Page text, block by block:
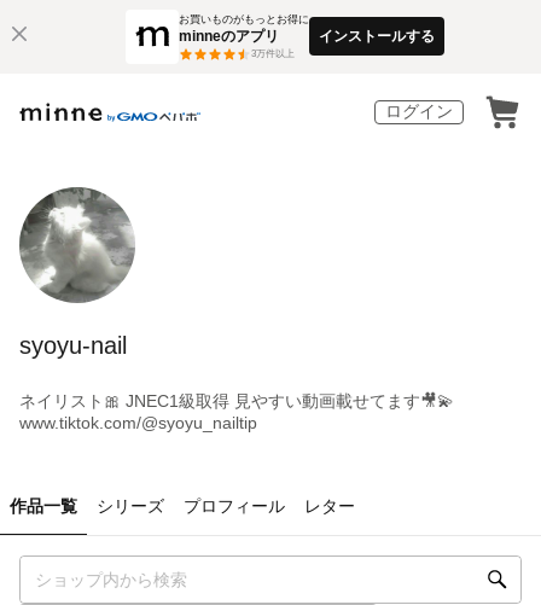
お買いものがもっとお得に
minneのアプリ
3万件以上
インストールする
ログイン
syoyu-nail
ネイリスト🎀 JNEC1級取得 見やすい動画載せてます🎥💫
www.tiktok.com/@syoyu_nailtip
作品一覧 シリーズ プロフィール レター